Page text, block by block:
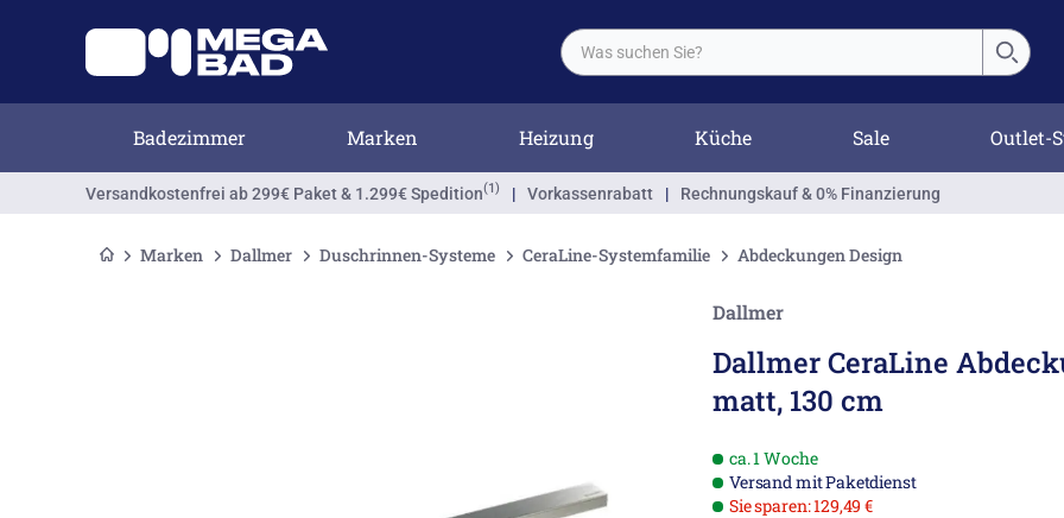
Badezimmer Marken Heizung Küche Sale Outlet-
Versandkostenfrei ab 299€ Paket & 1.299€ Spedition(1) | Vorkassenrabatt | Rechnungskauf & 0% Finanzierung
Marken Dallmer Duschrinnen-Systeme CeraLine-Systemfamilie Abdeckungen Design
Dallmer
Dallmer CeraLine
matt, 130 cm
ca. 1 Woche
Versand mit Paketdienst
Sie sparen: 129,49 €